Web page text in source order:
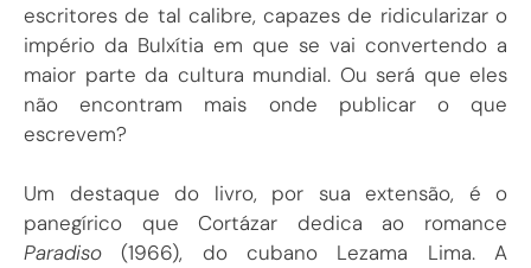
escritores de tal calibre, capazes de ridicularizar o
império da Bulxítia em que se vai convertendo a
maior parte da cultura mundial. Ou será que eles
não encontram mais onde publicar o que
escrevem?
Um destaque do livro, por sua extensão, é o
panegírico que Cortázar dedica ao romance
Paradiso(1966), do cubano Lezama Lima. A